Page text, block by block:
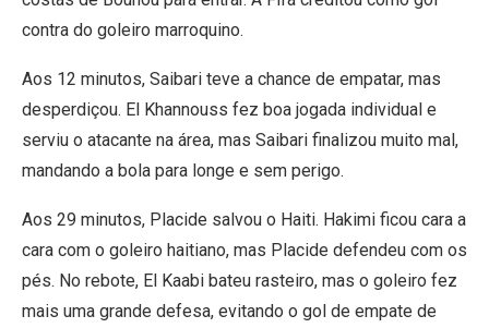
contra do goleiro marroquino.
Aos 12 minutos, Saibari teve a chance de empatar, mas
desperdiçou. El Khannouss fez boa jogada individual e
serviu o atacante na área, mas Saibari finalizou muito mal,
mandando a bola para longe e sem perigo.
Aos 29 minutos, Placide salvou o Haiti. Hakimi ficou cara a
cara com o goleiro haitiano, mas Placide defendeu com os
pés. No rebote, El Kaabi bateu rasteiro, mas o goleiro fez
mais uma grande defesa, evitando o gol de empate de